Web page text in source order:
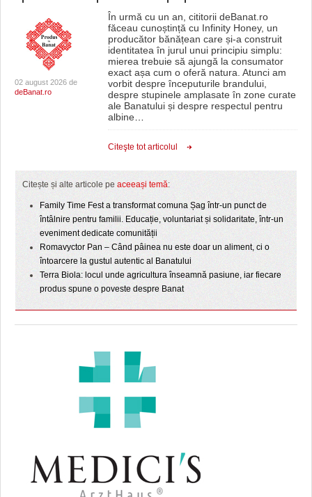
02 august 2026 de
deBanat.ro
În urmă cu un an, cititorii deBanat.ro
făceau cunoștință cu Infinity Honey, un
producător bănățean care și-a construit
identitatea în jurul unui principiu simplu:
mierea trebuie să ajungă la consumator
exact așa cum o oferă natura. Atunci am
vorbit despre începuturile brandului,
despre stupinele amplasate în zone curate
ale Banatului și despre respectul pentru
albine…
Citeşte tot articolul
Citește și alte articole pe aceeași temă:
Family Time Fest a transformat comuna Șag într-un punct de
întâlnire pentru familii. Educație, voluntariat și solidaritate, într-un
eveniment dedicate comunității
Romavyctor Pan – Când pâinea nu este doar un aliment, ci o
întoarcere la gustul autentic al Banatului
Terra Biola: locul unde agricultura înseamnă pasiune, iar fiecare
produs spune o poveste despre Banat